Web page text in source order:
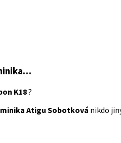
K18?
Atigu Sobotková nikdo